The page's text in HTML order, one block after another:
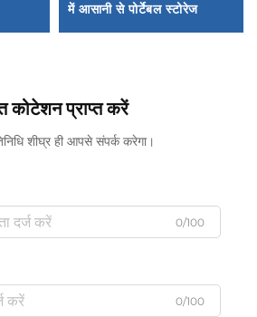
में आसानी से पोर्टेबल स्टोरेज
कोटेशन प्राप्त करें
शीघ्र ही आपसे संपर्क करेगा।
0/100
0/100